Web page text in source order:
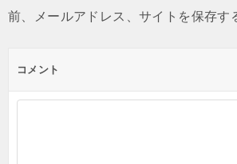
前、メールアドレス、サイトを保存す
コメント